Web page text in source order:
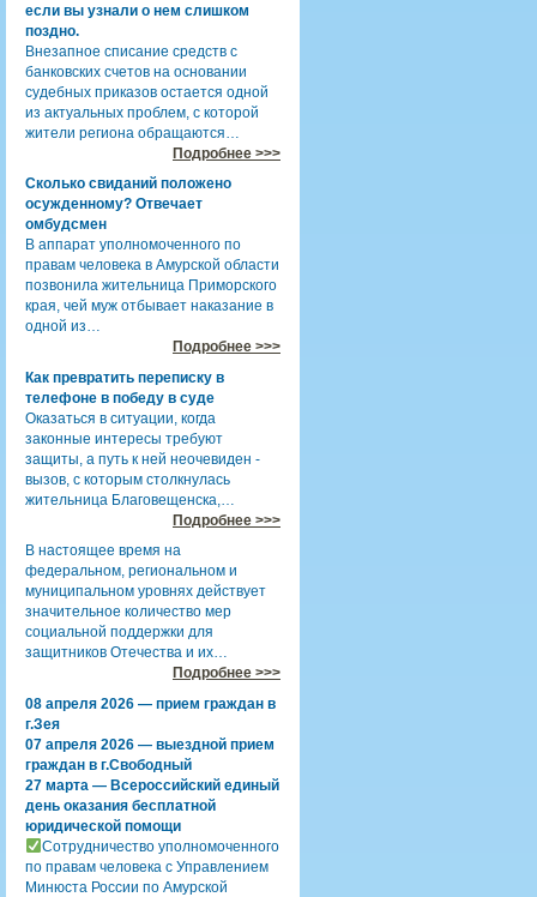
если вы узнали о нем слишком
поздно.
Внезапное списание средств с
банковских счетов на основании
судебных приказов остается одной
из актуальных проблем, с которой
жители региона обращаются…
Подробнее >>>
Сколько свиданий положено
осужденному? Отвечает
омбудсмен
В аппарат уполномоченного по
правам человека в Амурской области
позвонила жительница Приморского
края, чей муж отбывает наказание в
одной из…
Подробнее >>>
Как превратить переписку в
телефоне в победу в суде
Оказаться в ситуации, когда
законные интересы требуют
защиты, а путь к ней неочевиден -
вызов, с которым столкнулась
жительница Благовещенска,…
Подробнее >>>
В настоящее время на
федеральном, региональном и
муниципальном уровнях действует
значительное количество мер
социальной поддержки для
защитников Отечества и их…
Подробнее >>>
08 апреля 2026 — прием граждан в
г.Зея
07 апреля 2026 — выездной прием
граждан в г.Свободный
27 марта — Всероссийский единый
день оказания бесплатной
юридической помощи
Сотрудничество уполномоченного
по правам человека с Управлением
Минюста России по Амурской